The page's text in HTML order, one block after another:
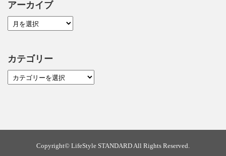
アーカイブ
カテゴリー
Copyright© LifeStyle STANDARDAll Rights Reserved.